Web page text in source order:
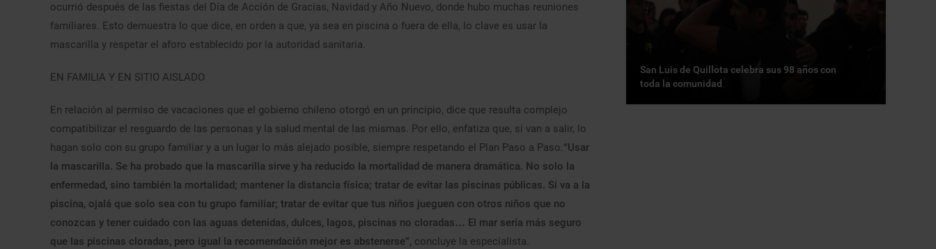
ocurrió después de las fiestas del Día de Acción de Gracias, Navidad y Año Nuevo, donde hubo muchas reuniones
familiares. Esto demuestra lo que dice, en orden a que, ya sea en piscina o fuera de ella, lo clave es usar la
mascarilla y respetar el aforo establecido por la autoridad sanitaria.
EN FAMILIA Y EN SITIO AISLADO
En relación al permiso de vacaciones que el gobierno chileno otorgó en un principio, dice que resulta complejo
compatibilizar el resguardo de las personas y la salud mental de las mismas. Por ello, enfatiza que, si van a salir, lo
hagan solo con su grupo familiar y a un lugar lo más alejado posible, siempre respetando el Plan Paso a Paso.“Usar
la mascarilla. Se ha probado que la mascarilla sirve y ha reducido la mortalidad de manera dramática. No solo la
enfermedad, sino también la mortalidad; mantener la distancia física; tratar de evitar las piscinas públicas. Si va a la
piscina, ojalá que solo sea con tu grupo familiar; tratar de evitar que tus niños jueguen con otros niños que no
conozcas y tener cuidado con las aguas detenidas, dulces, lagos, piscinas no cloradas… El mar sería más seguro
que las piscinas cloradas, pero igual la recomendación mejor es abstenerse”, concluye la especialista.
San Luis de Quillota celebra sus 98 años con
toda la comunidad